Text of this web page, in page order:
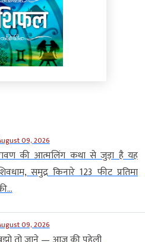
09, 2026
की आत्मलिंग कथा से जुड़ा है यह
समुद्र किनारे 123 फीट प्रतिमा
09, 2026